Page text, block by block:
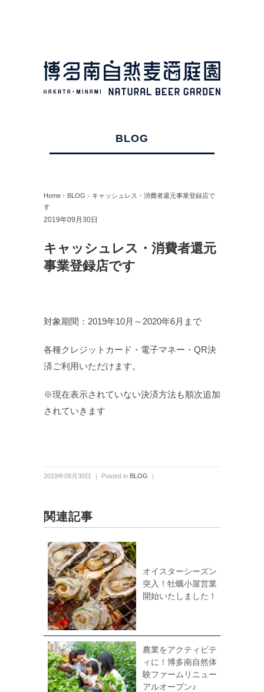
BLOG
Home › BLOG › キャッシュレス・消費者還元事業登録店で
す
2019年09月30日
キャッシュレス・消費者還元
事業登録店です
対象期間：2019年10月～2020年6月まで
各種クレジットカード・電子マネー・QR決
済ご利用いただけます。
※現在表示されていない決済方法も順次追加
されていきます
2019年09月30日 ｜ Posted in BLOG ｜
関連記事
オイスターシーズン
突入！牡蠣小屋営業
開始いたしました！
農業をアクティビテ
ィに！博多南自然体
験ファームリニュー
アルオープン♪